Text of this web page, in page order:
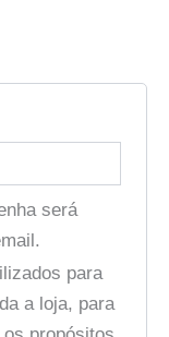
será
para
a loja, para